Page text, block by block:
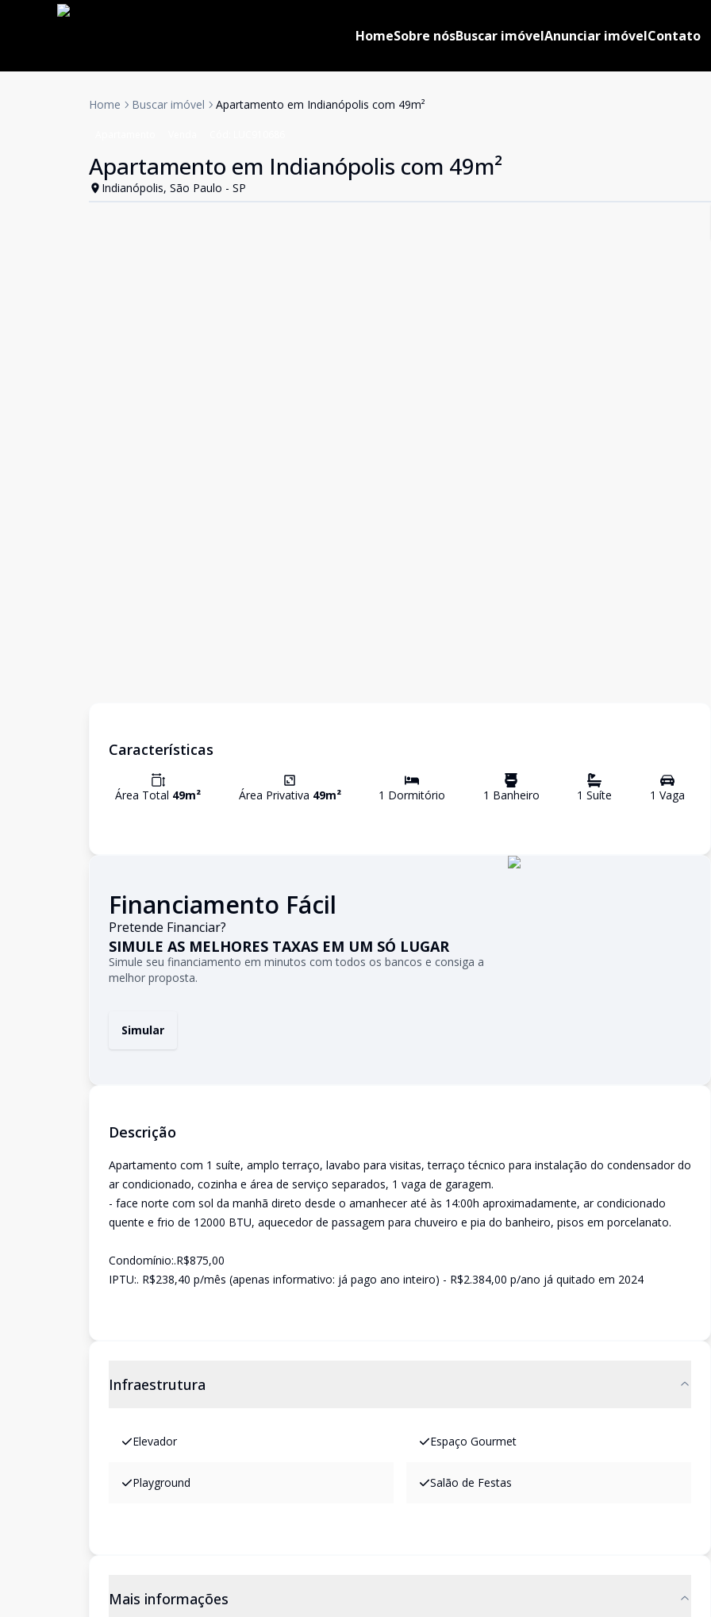
HomeSobre nósBuscar imóvelAnunciar imóvelContato
Home Buscar imóvel Apartamento em Indianópolis com 49m²
Apartamento em Indianópolis com 49m²
Indianópolis, São Paulo - SP
Características
Área Total 49m² Área Privativa 49m² 1 Dormitório 1 Banheiro 1 Suíte 1 Vaga
Financiamento Fácil
Pretende Financiar?
SIMULE AS MELHORES TAXAS EM UM SÓ LUGAR
Simule seu financiamento em minutos com todos os bancos e consiga a
melhor proposta.
Simular
Descrição
Apartamento com 1 suíte, amplo terraço, lavabo para visitas, terraço técnico para instalação do condensador do
ar condicionado, cozinha e área de serviço separados, 1 vaga de garagem.
- face norte com sol da manhã direto desde o amanhecer até às 14:00h aproximadamente, ar condicionado
quente e frio de 12000 BTU, aquecedor de passagem para chuveiro e pia do banheiro, pisos em porcelanato.
Condomínio:.R$875,00
IPTU:. R$238,40 p/mês (apenas informativo: já pago ano inteiro) - R$2.384,00 p/ano já quitado em 2024
Infraestrutura
Elevador Espaço Gourmet
Playground Salão de Festas
Mais informações